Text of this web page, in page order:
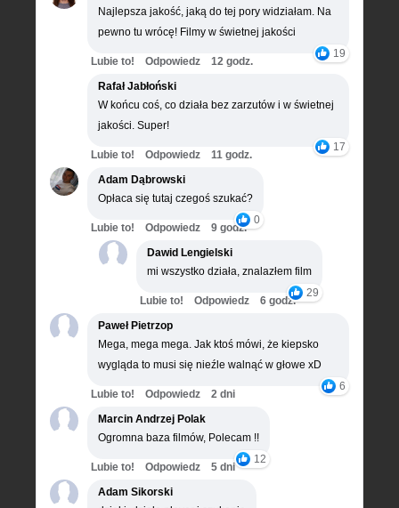
Najlepsza jakość, jaką do tej pory widziałam. Na
pewno tu wrócę! Filmy w świetnej jakości
19
Lubie to! Odpowiedz
12 godz.
Rafał Jabłoński
W końcu coś, co działa bez zarzutów i w świetnej
jakości. Super!
17
Lubie to! Odpowiedz
11 godz.
Adam Dąbrowski
Opłaca się tutaj czegoś szukać?
0
Lubie to! Odpowiedz
9 godz.
Dawid Lengielski
mi wszystko działa, znalazłem film
29
Lubie to! Odpowiedz
6 godz.
Paweł Pietrzop
Mega, mega mega. Jak ktoś mówi, że kiepsko
wygląda to musi się nieźle walnąć w głowe xD
6
Lubie to! Odpowiedz
2 dni
Marcin Andrzej Polak
Ogromna baza filmów, Polecam !!
12
Lubie to! Odpowiedz
5 dni
Adam Sikorski